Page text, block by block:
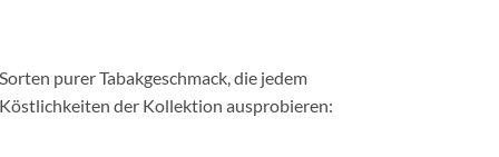
purer Tabakgeschmack, die jedem
der Kollektion ausprobieren: